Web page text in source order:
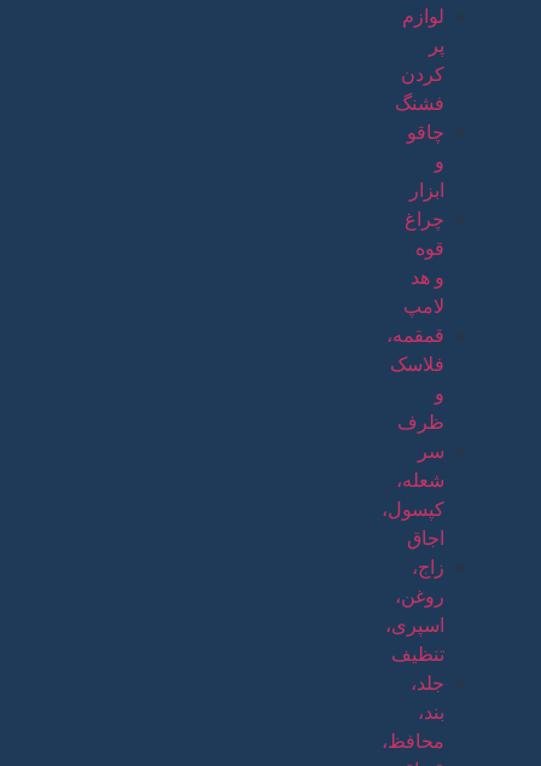
لوازم
پر
کردن
فشنگ
چاقو
و
ابزار
چراغ
قوه
و هد
لامپ
قمقمه،
فلاسک
و
ظرف
سر
شعله،
کپسول،
اجاق
زاج،
روغن،
اسپری،
تنظیف
جلد،
بند،
محافظ،